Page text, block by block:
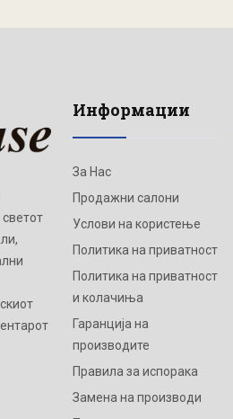
Информации
За Нас
Продажни салони
Услови на користење
Политика на приватност
Политика на приватност
и колачиња
Гаранција на
производите
Правила за испорака
Замена на производи